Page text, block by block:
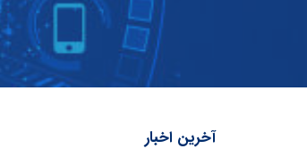
آخرین اخبار